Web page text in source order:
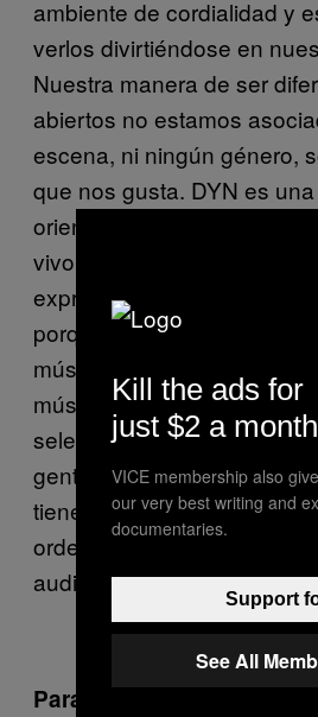
ambiente de cordialidad y
verlos divirtiéndose en
Nuestra manera de ser
abiertos no estamos
escena, ni ningún género,
que nos gusta. DYN es
orientada hacia los DJs,
vivo, creemos en el DJ set
expresión, porque
porque estamos
música, todo nuestro dinero
música y buscamos un
seleccionar música, tocarla
gente. No es música propia,
tiene un mérito buscarla,
ordenarla y cómo se le
audiencia.
Para concluir, alguna
Kill the ads for
just $2 a month
VICE membership also
our very best writing and
documentaries.
Support
See All